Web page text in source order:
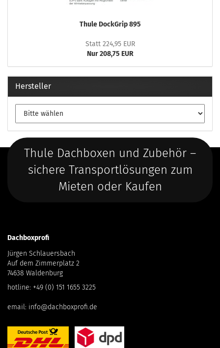
Thule DockGrip 895
Statt 224,95 EUR
Nur 208,75 EUR
Hersteller
Thule Dachboxen und Zubehör –
sichere Transportlösungen zum
Mieten oder Kaufen
Dachboxprofi
Jürgen Schlauersbach
Auf dem Zimmerplatz 2
74638 Waldenburg
hotline: +49 (0) 151 1655 3225
email: info@dachboxprofi.de